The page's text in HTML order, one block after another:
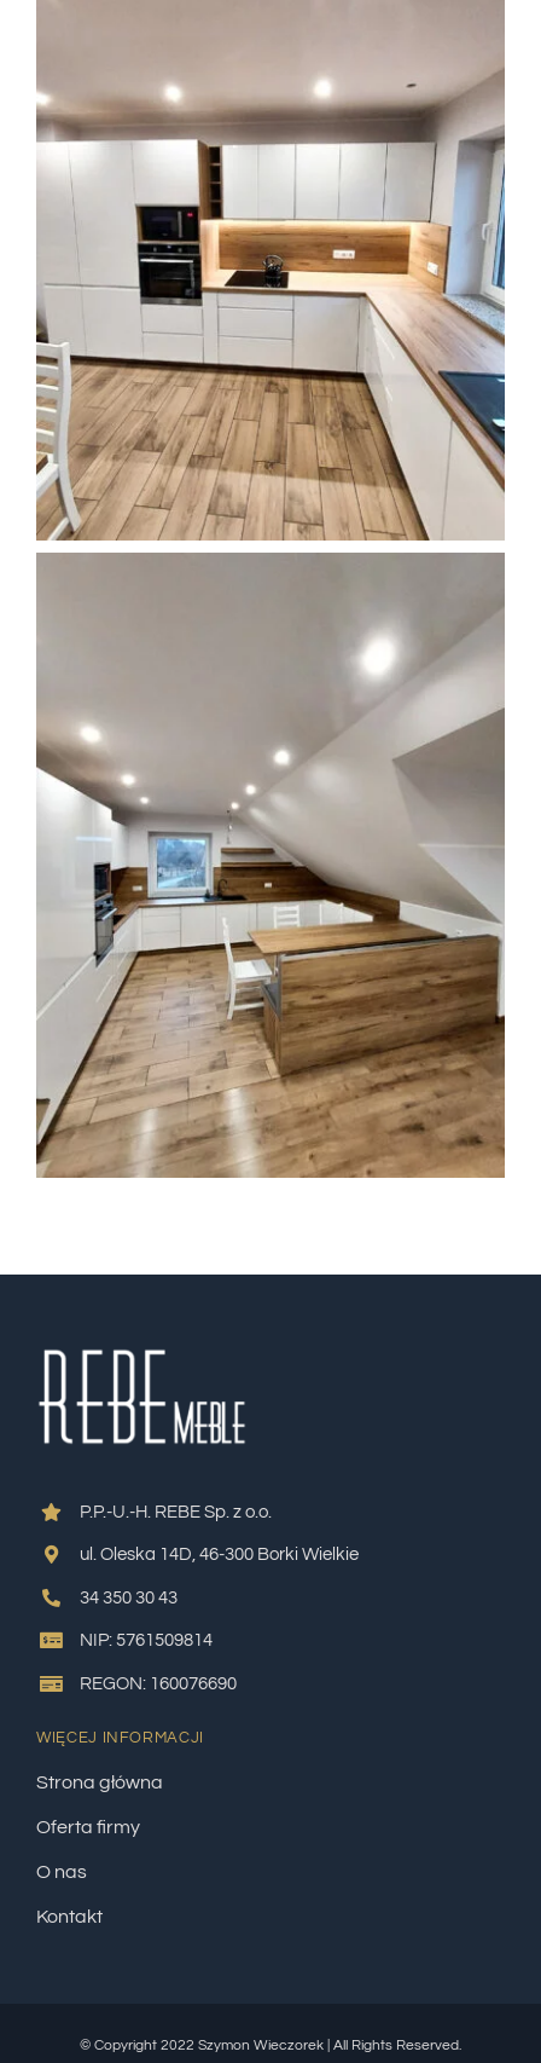
P.P.-U.-H. REBE Sp. z o.o.
ul. Oleska 14D, 46-300 Borki Wielkie
34 350 30 43
NIP: 5761509814
REGON: 160076690
WIĘCEJ INFORMACJI
Strona główna
Oferta firmy
O nas
Kontakt
© Copyright 2022 Szymon Wieczorek | All Rights Reserved.